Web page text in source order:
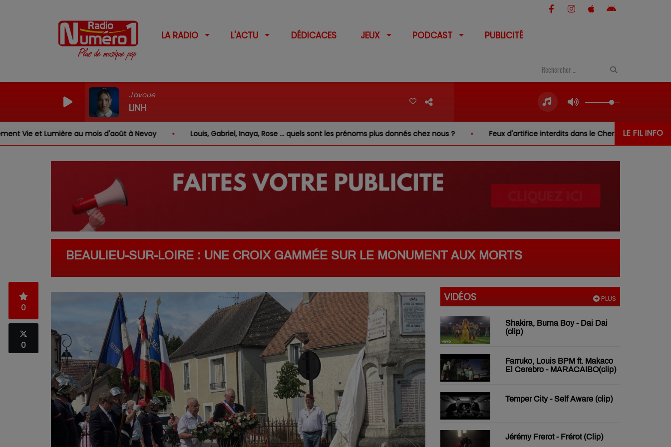
LA RADIO L'ACTU DÉDICACES JEUX PODCAST PUBLICITÉ
J'avoue
LINH
LE FIL INFO
au mois d'août à Nevoy Louis, Gabriel, Inaya, Rose … quels sont les prénoms plus donnés chez nous ? Feux d'artifice interdits dans le Cher… sauf au-dessus de l'eau
BEAULIEU-SUR-LOIRE : UNE CROIX GAMMÉE SUR LE MONUMENT AUX MORTS
0
0
PLUS
VIDÉOS
Shakira, Burna Boy - Dai Dai
(clip)
Farruko, Louis BPM ft. Makaco
El Cerebro - MARACAIBO(clip)
Temper City - Self Aware (clip)
Jérémy Frerot - Frérot (Clip)